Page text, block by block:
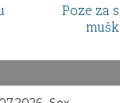
Poze za